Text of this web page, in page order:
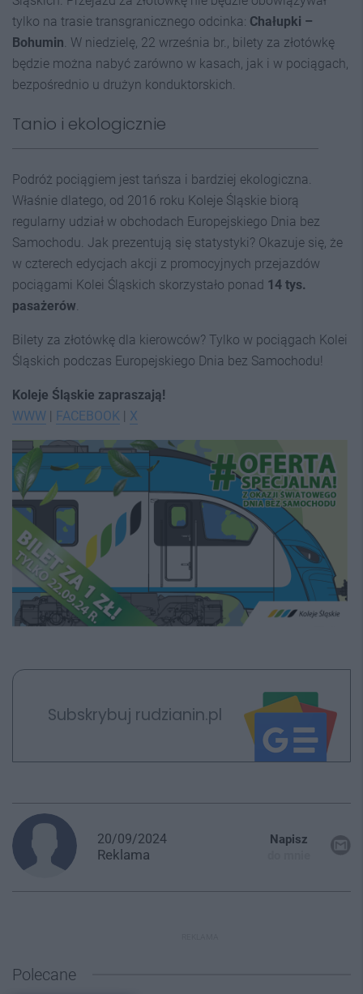
tylko na trasie transgranicznego odcinka: Chałupki –
Bohumin . W niedzielę, 22 września br., bilety za złotówkę
będzie można nabyć zarówno w kasach, jak i w pociągach,
bezpośrednio u drużyn konduktorskich.
Tanio i ekologicznie
Podróż pociągiem jest tańsza i bardziej ekologiczna.
Właśnie dlatego, od 2016 roku Koleje Śląskie biorą
regularny udział w obchodach Europejskiego Dnia bez
Samochodu. Jak prezentują się statystyki? Okazuje się, że
w czterech edycjach akcji z promocyjnych przejazdów
pociągami Kolei Śląskich skorzystało ponad 14 tys.
pasażerów
Bilety za złotówkę dla kierowców? Tylko w pociągach Kolei
Śląskich podczas Europejskiego Dnia bez Samochodu!
Koleje Śląskie zapraszają!
WWW | FACEBOOK | X
Subskrybuj rudzianin.pl
20/09/2024
Reklama
Napisz
Polecane